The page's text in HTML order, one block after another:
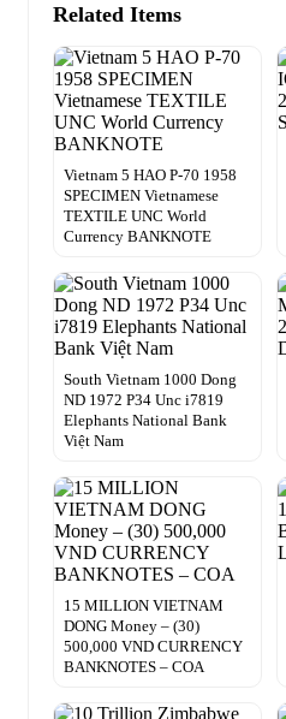
Related Items
Vietnam 5 HAO P-70 1958
SPECIMEN Vietnamese
TEXTILE UNC World
Currency BANKNOTE
South Vietnam 1000 Dong
ND 1972 P34 Unc i7819
Elephants National Bank
Việt Nam
15 MILLION VIETNAM
DONG Money – (30)
500,000 VND CURRENCY
BANKNOTES – COA